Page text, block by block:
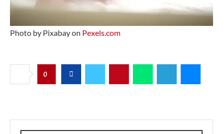
Photo by Pixabay on Pexels.com
0